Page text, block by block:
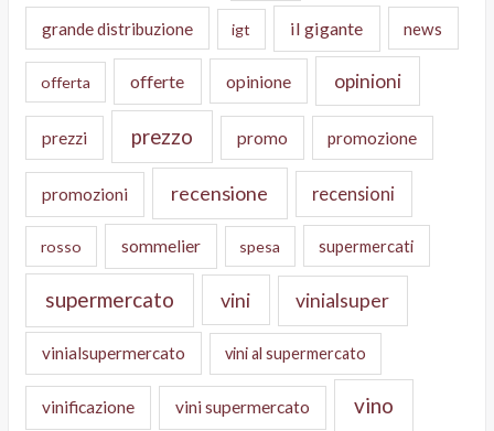
grande distribuzione igt il gigante news
offerta offerte opinione opinioni
prezzi prezzo promo promozione
promozioni recensione recensioni
rosso sommelier spesa supermercati
supermercato vini vinialsuper
vinialsupermercato vini al supermercato
vinificazione vini supermercato vino